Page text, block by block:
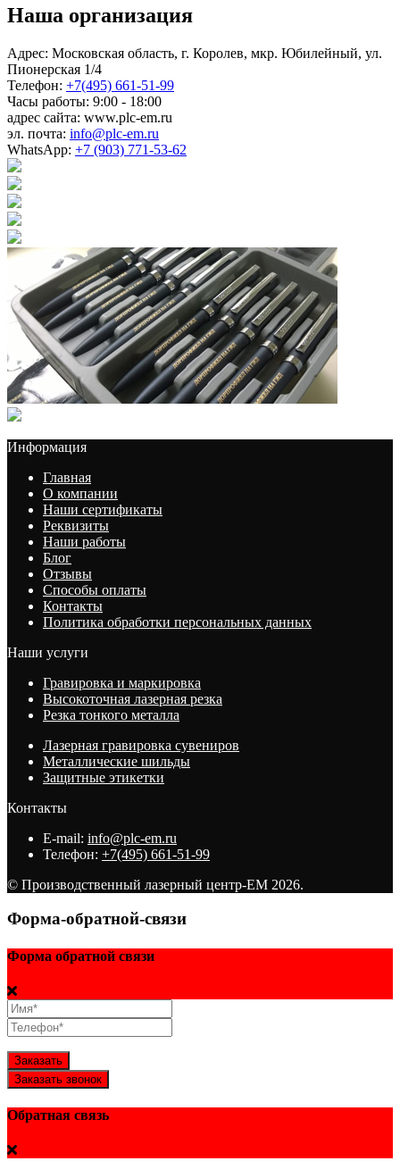
Наша организация
Адрес: Московская область, г. Королев, мкр. Юбилейный, ул.
Пионерская 1/4
Телефон: +7(495) 661-51-99
Часы работы: 9:00 - 18:00
адрес сайта: www.plc-em.ru
эл. почта: info@plc-em.ru
WhatsApp: +7 (903) 771-53-62
Информация
Главная
О компании
Наши сертификаты
Реквизиты
Наши работы
Блог
Отзывы
Способы оплаты
Контакты
Политика обработки персональных данных
Наши услуги
Гравировка и маркировка
Высокоточная лазерная резка
Резка тонкого металла
Лазерная гравировка сувениров
Металлические шильды
Защитные этикетки
Контакты
E-mail: info@plc-em.ru
Телефон: +7(495) 661-51-99
© Производственный лазерный центр-ЕМ 2026.
Форма-обратной-связи
Форма обратной связи
Заказать
Заказать звонок
Обратная связь